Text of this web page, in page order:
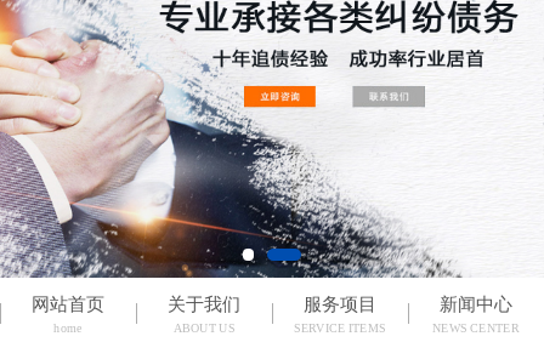
网站首页
home
关于我们
ABOUT US
服务项目
SERVICE ITEMS
新闻中心
NEWS CENTER